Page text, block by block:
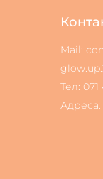
Mail:
Тел: